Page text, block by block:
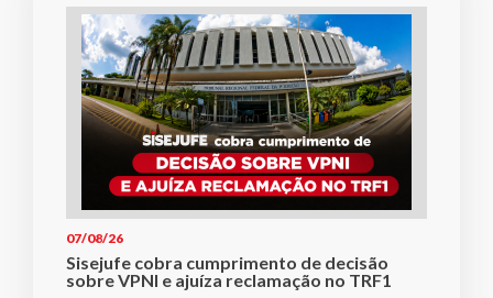
07/08/26
Sisejufe cobra cumprimento de decisão
sobre VPNI e ajuíza reclamação no TRF1